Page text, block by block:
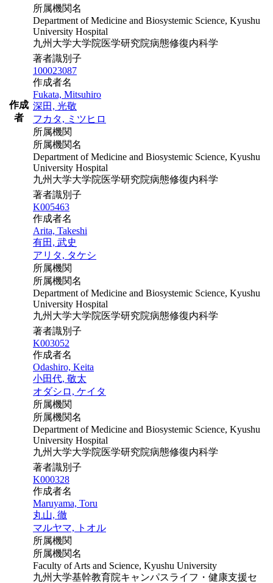
作成
者
所属機関名
Department of Medicine and Biosystemic Science, Kyushu
University Hospital
九州大学大学院医学研究院病態修復内科学
著者識別子
100023087
作成者名
Fukata, Mitsuhiro
深田, 光敬
フカタ, ミツヒロ
所属機関
所属機関名
Department of Medicine and Biosystemic Science, Kyushu
University Hospital
九州大学大学院医学研究院病態修復内科学
著者識別子
K005463
作成者名
Arita, Takeshi
有田, 武史
アリタ, タケシ
所属機関
所属機関名
Department of Medicine and Biosystemic Science, Kyushu
University Hospital
九州大学大学院医学研究院病態修復内科学
著者識別子
K003052
作成者名
Odashiro, Keita
小田代, 敬太
オダシロ, ケイタ
所属機関
所属機関名
Department of Medicine and Biosystemic Science, Kyushu
University Hospital
九州大学大学院医学研究院病態修復内科学
著者識別子
K000328
作成者名
Maruyama, Toru
丸山, 徹
マルヤマ, トオル
所属機関
所属機関名
Faculty of Arts and Science, Kyushu University
九州大学基幹教育院キャンパスライフ・健康支援セ